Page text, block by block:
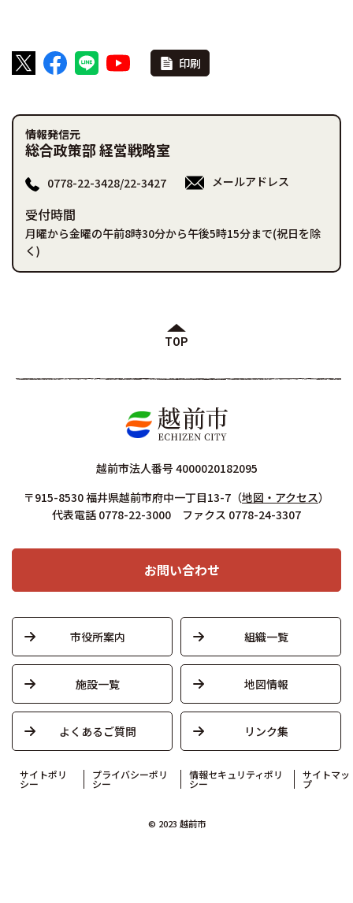
印刷
情報発信元
総合政策部 経営戦略室
0778-22-3428/22-3427 メールアドレス
受付時間
月曜から金曜の午前8時30分から午後5時15分まで(祝日を除
く)
TOP
越前市法人番号 4000020182095
〒915-8530 福井県越前市府中一丁目13-7 （地図・アクセス）
代表電話 0778-22-3000 ファクス 0778-24-3307
お問い合わせ
市役所案内 組織一覧
施設一覧 地図情報
よくあるご質問 リンク集
サイトポリ
シー
プライバシーポリ
シー
情報セキュリティポリ
シー
サイトマッ
プ
© 2023 越前市